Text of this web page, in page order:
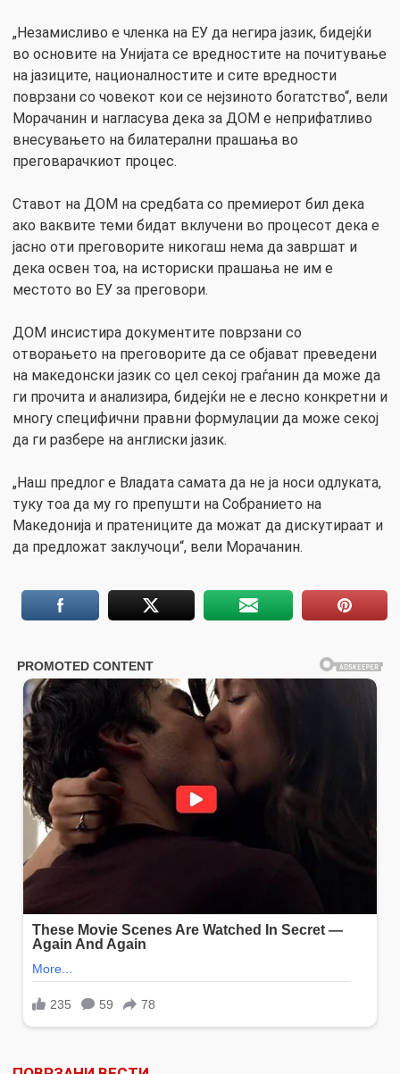
„Незамисливо е членка на ЕУ да негира јазик, бидејќи
во основите на Унијата се вредностите на почитување
на јазиците, националностите и сите вредности
поврзани со човекот кои се нејзиното богатство“, вели
Морачанин и нагласува дека за ДОМ е неприфатливо
внесувањето на билатерални прашања во
преговарачкиот процес.
Ставот на ДОМ на средбата со премиерот бил дека
ако ваквите теми бидат вклучени во процесот дека е
јасно оти преговорите никогаш нема да завршат и
дека освен тоа, на историски прашања не им е
местото во ЕУ за преговори.
ДОМ инсистира документите поврзани со
отворањето на преговорите да се објават преведени
на македонски јазик со цел секој граѓанин да може да
ги прочита и анализира, бидејќи не е лесно конкретни и
многу специфични правни формулации да може секој
да ги разбере на англиски јазик.
„Наш предлог е Владата самата да не ја носи одлуката,
туку тоа да му го препушти на Собранието на
Македонија и пратениците да можат да дискутираат и
да предложат заклучоци“, вели Морачанин.